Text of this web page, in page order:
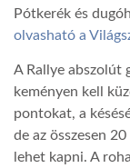
Pótkerék és
olvasható a
A Rallye abszolút
keményen kell
pontokat, a
de az összesen
lehet kapni. A